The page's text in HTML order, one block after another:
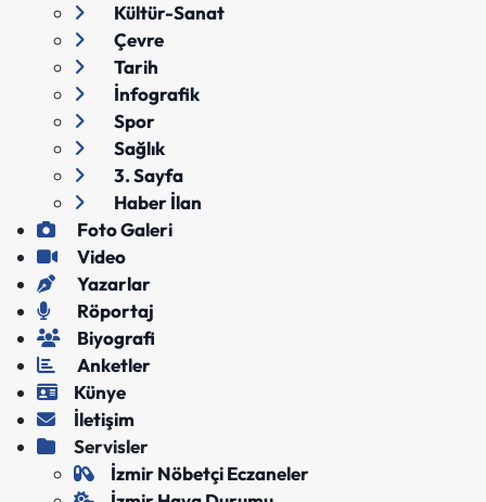
Kültür-Sanat
Çevre
Tarih
İnfografik
Spor
Sağlık
3. Sayfa
Haber İlan
Foto Galeri
Video
Yazarlar
Röportaj
Biyografi
Anketler
Künye
İletişim
Servisler
İzmir Nöbetçi Eczaneler